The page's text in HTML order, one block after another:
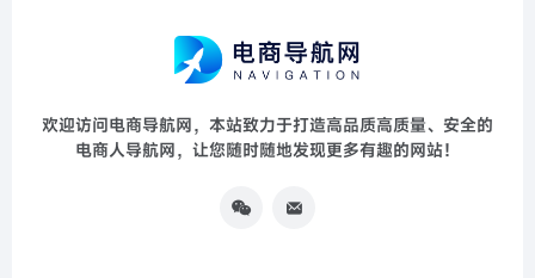
欢迎访问电商导航网，本站致力于打造高品质高质量、安全的
电商人导航网，让您随时随地发现更多有趣的网站！